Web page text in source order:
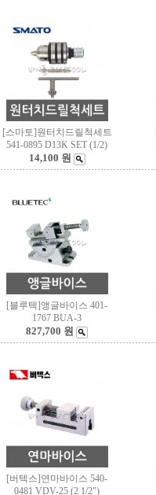
[스마토]원터치드릴척세트
541-0895 D13K SET (1/2)
14,100 원
[블루텍]앵글바이스 401-
1767 BUA-3
827,700 원
[버텍스]연마바이스 540-
0481 VDV-25 (2 1/2")